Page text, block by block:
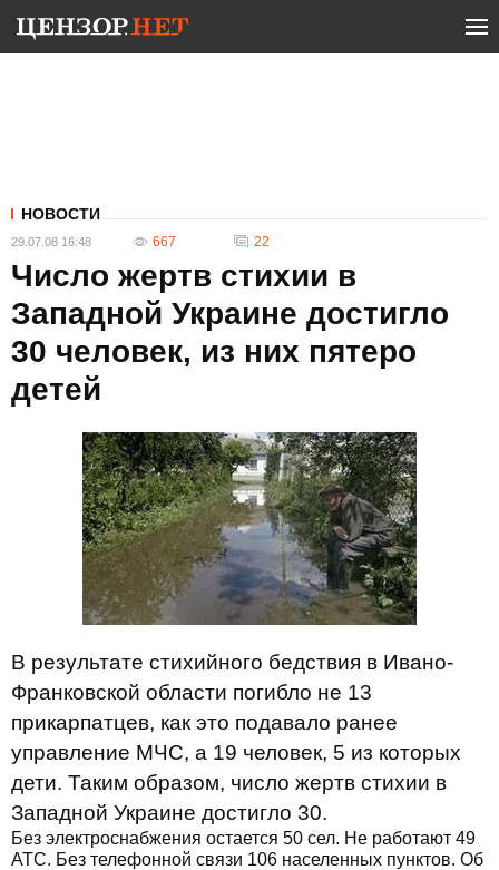
НОВОСТИ
29.07.08 16:48 667 22
Число жертв стихии в
Западной Украине достигло
30 человек, из них пятеро
детей
В результате стихийного бедствия в Ивано-
Франковской области погибло не 13
прикарпатцев, как это подавало ранее
управление МЧС, а 19 человек, 5 из которых
дети. Таким образом, число жертв стихии в
Западной Украине достигло 30.
Без электроснабжения остается 50 сел. Не работают 49
АТС. Без телефонной связи 106 населенных пунктов. Об